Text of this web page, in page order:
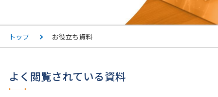
トップ お役立ち資料
よく閲覧されている資料